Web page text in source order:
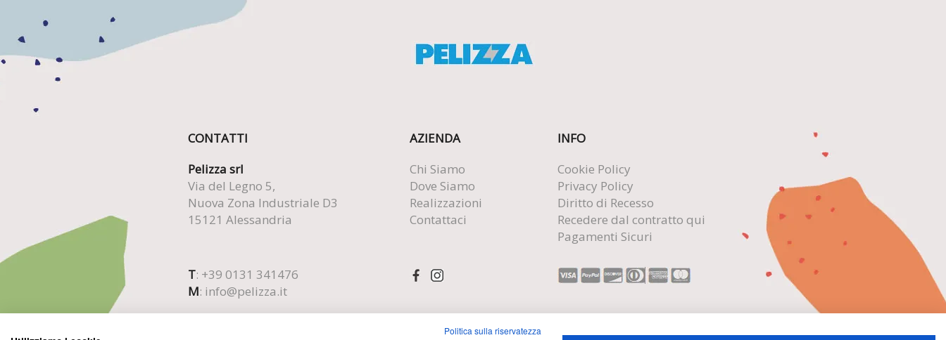
CONTATTI
Pelizza srl
Via del Legno 5,
Nuova Zona Industriale D3
15121 Alessandria
AZIENDA
Chi Siamo
Dove Siamo
Realizzazioni
Contattaci
INFO
Cookie Policy
Privacy Policy
Diritto di Recesso
Recedere dal contratto qui
Pagamenti Sicuri
T: +39 0131 341476
M: info@pelizza.it
Politica sulla riservatezza